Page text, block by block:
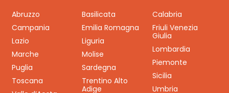
Abruzzo Basilicata
Calabria
Campania
Emilia Romagna
Friuli Venezia
Giulia
Lazio
Liguria
Lombardia
Marche
Molise
Piemonte
Puglia
Sardegna
Sicilia
Toscana
Trentino Alto
Adige
Umbria